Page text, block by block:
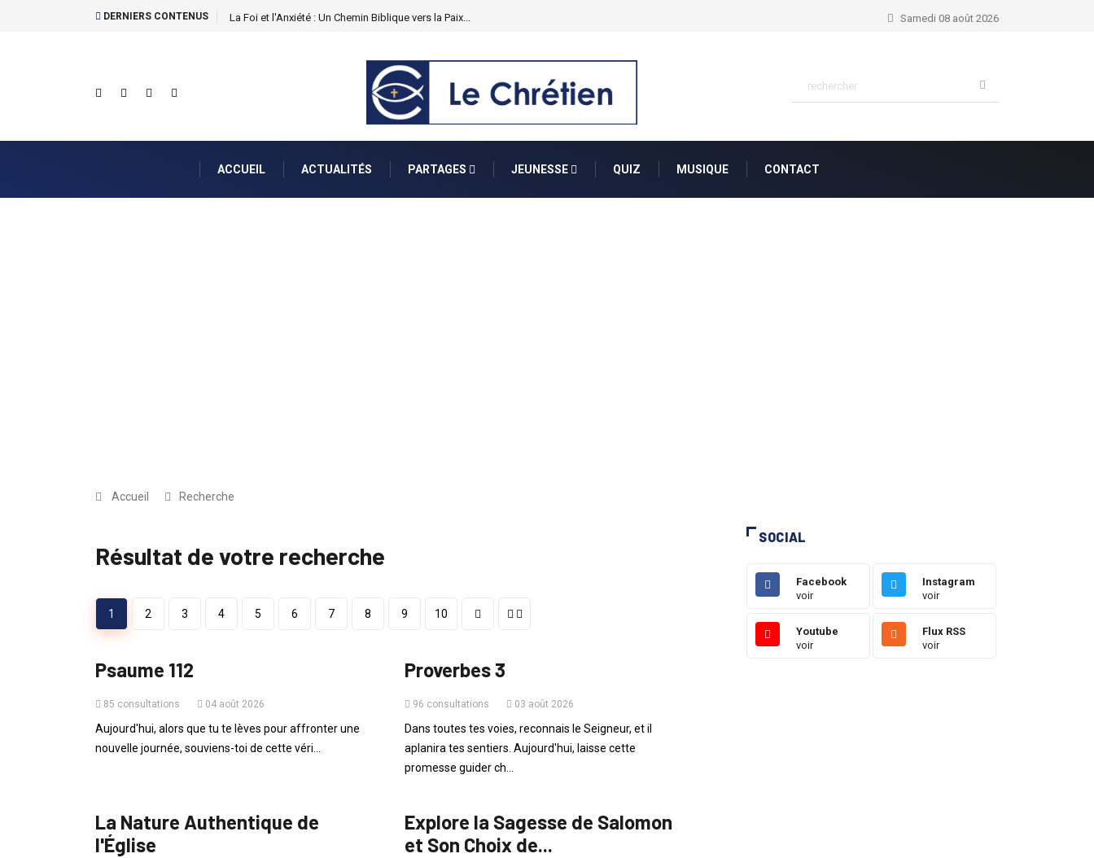
DERNIERS CONTENUS La Foi et l'Anxiété : Un Chemin Biblique vers la Paix... Nahum 1:7...
Samedi 08 août 2026
ACCUEIL ACTUALITÉS PARTAGES JEUNESSE QUIZ MUSIQUE CONTACT
Accueil Recherche
Résultat de votre recherche
1 2 3 4 5 6 7 8 9 10
PAROLE DU JOUR
Psaume 112
85 consultations 04 août 2026
Aujourd'hui, alors que tu te lèves pour affronter une
nouvelle journée, souviens-toi de cette véri...
Proverbes 3
96 consultations 03 août 2026
Dans toutes tes voies, reconnais le Seigneur, et il
aplanira tes sentiers. Aujourd'hui, laisse cette
promesse guider ch...
La Nature Authentique de
l'Église
Explore la Sagesse de Salomon
et Son Choix de...
SOCIAL
Facebook
voir
Instagram
voir
Youtube
voir
Flux RSS
voir